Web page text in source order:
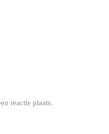
reactie plaats.